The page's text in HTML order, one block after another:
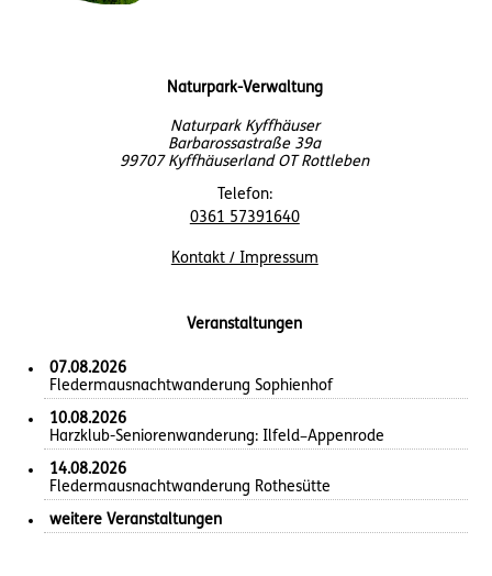
Naturpark-Verwaltung
Naturpark Kyffhäuser
Barbarossastraße 39a
99707 Kyffhäuserland OT Rottleben
Telefon:
0361 57391640
Kontakt / Impressum
Veranstaltungen
07.08.2026
Fledermausnachtwanderung Sophienhof
10.08.2026
Harzklub-Seniorenwanderung: Ilfeld–Appenrode
14.08.2026
Fledermausnachtwanderung Rothesütte
weitere Veranstaltungen